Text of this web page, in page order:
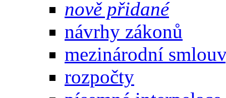
nově přidané
návrhy zákonů
mezinárodní
rozpočty